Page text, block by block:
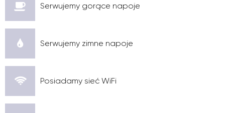
Serwujemy gorące napoje
Serwujemy zimne napoje
Posiadamy sieć WiFi